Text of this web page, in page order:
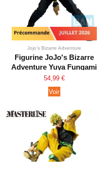
Précommande - Juillet 2026
Jojo's Bizarre Adventure
Figurine JoJo's Bizarre
Adventure Yuya Fungami
Ichibansho
54,99 €
Voir